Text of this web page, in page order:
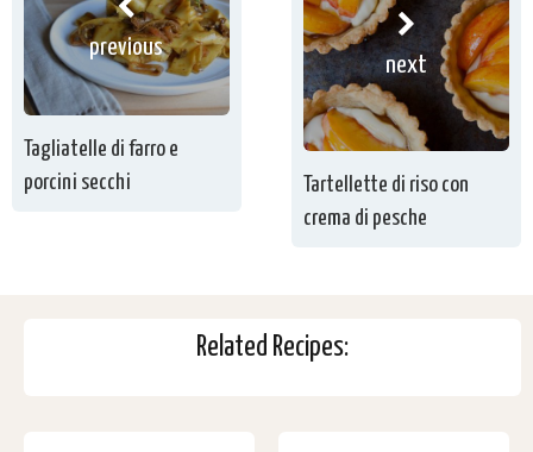
previous
Tagliatelle di farro e
porcini secchi
next
Tartellette di riso con
crema di pesche
Related Recipes: